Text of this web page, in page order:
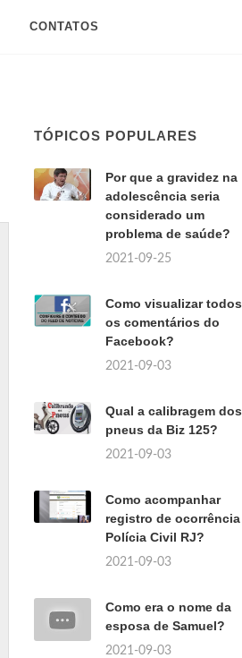
CONTATOS
TÓPICOS POPULARES
Por que a gravidez na
adolescência seria
considerado um
problema de saúde?
2021-09-25
Como visualizar todos
os comentários do
Facebook?
2021-09-03
Qual a calibragem dos
pneus da Biz 125?
2021-09-03
Como acompanhar
registro de ocorrência
Polícia Civil RJ?
2021-09-03
Como era o nome da
esposa de Samuel?
2021-09-03